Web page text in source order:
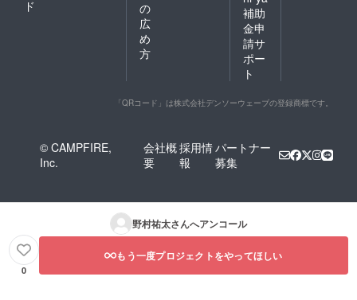
ド
の
広
め
方
補助
金申
請サ
ポー
ト
「QRコード」は株式会社デンソーウェーブの登録商標です。
© CAMPFIRE,
Inc.
会社概
要
採用情
報
パートナー
募集
野村祐太さんへアンコール
0
もう一度プロジェクトをやってほしい